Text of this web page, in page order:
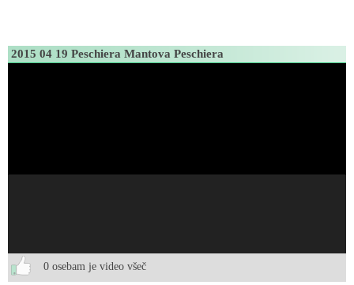
2015 04 19 Peschiera Mantova Peschiera
0 osebam je video všeč